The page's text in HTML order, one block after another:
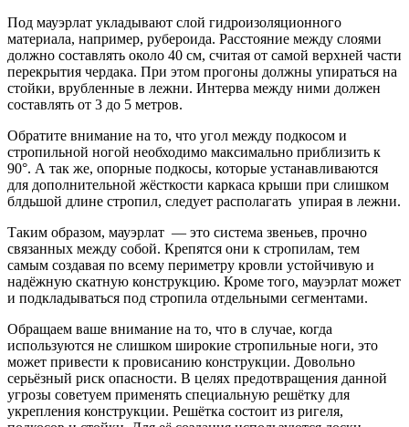
Под мауэрлат укладывают слой гидроизоляционного
материала, например, рубероида. Расстояние между слоями
должно составлять около 40 см, считая от самой верхней части
перекрытия чердака. При этом прогоны должны упираться на
стойки, врубленные в лежни. Интерва между ними должен
составлять от 3 до 5 метров.
Обратите внимание на то, что угол между подкосом и
стропильной ногой необходимо максимально приблизить к
90°. А так же, опорные подкосы, которые устанавливаются
для дополнительной жёсткости каркаса крыши при слишком
блдьшой длине стропил, следует располагать упирая в лежни.
Таким образом, мауэрлат — это система звеньев, прочно
связанных между собой. Крепятся они к стропилам, тем
самым создавая по всему периметру кровли устойчивую и
надёжную скатную конструкцию. Кроме того, мауэрлат может
и подкладываться под стропила отдельными сегментами.
Обращаем ваше внимание на то, что в случае, когда
используются не слишком широкие стропильные ноги, это
может привести к провисанию конструкции. Довольно
серьёзный риск опасности. В целях предотвращения данной
угрозы советуем применять специальную решётку для
укрепления конструкции. Решётка состоит из ригеля,